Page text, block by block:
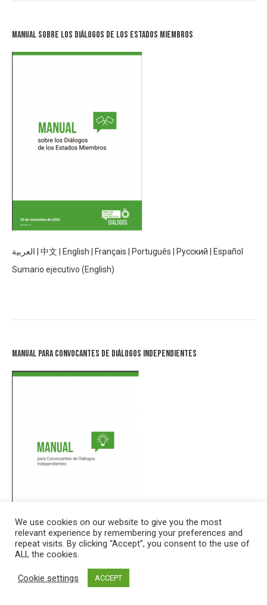
Manual sobre los Diálogos de los Estados Miembros
العربية 中文 English Français Português Русский
Español
Sumario ejecutivo (English)
Manual para Convocantes de Diálogos Independientes
Manual para Convocantes de Diálogos Independientes
Français|Português
We use cookies on our website to give you the most
relevant experience by remembering your preferences and
repeat visits. By clicking “Accept”, you consent to the use of
ALL the cookies.
Cookie settings ACCEPT